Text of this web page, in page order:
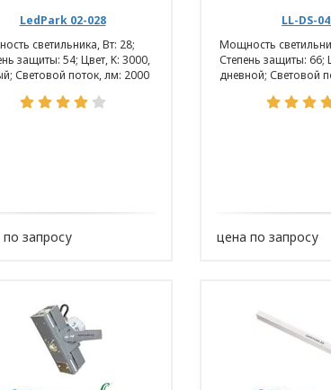
LedPark 02-028
светильника, Вт: 28;
защиты: 54; Цвет, K: 3000,
Световой поток, лм: 2000
запросу
LL-DS-
Мощность
Степень защиты: 66;
дневной; Световой
цена по запросу
обработки персональных
«ОПТИКЭНЕРГОКАБЕЛЬ».
данных разработана с учетом
персональных данных.